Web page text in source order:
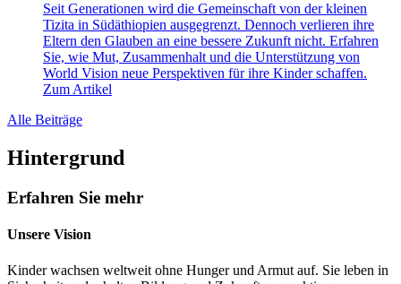
Seit Generationen wird die Gemeinschaft von der kleinen
Tizita in Südäthiopien ausgegrenzt. Dennoch verlieren ihre
Eltern den Glauben an eine bessere Zukunft nicht. Erfahren
Sie, wie Mut, Zusammenhalt und die Unterstützung von
World Vision neue Perspektiven für ihre Kinder schaffen.
Zum Artikel
Alle Beiträge
Hintergrund
Erfahren Sie mehr
Unsere Vision
Kinder wachsen weltweit ohne Hunger und Armut auf. Sie leben in